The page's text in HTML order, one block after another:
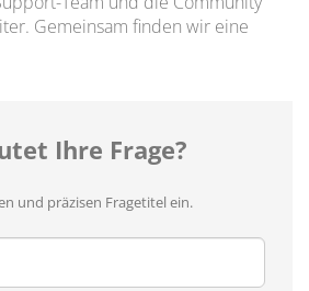
Gemeinsam finden wir eine
Ihre Frage?
und präzisen Fragetitel ein.